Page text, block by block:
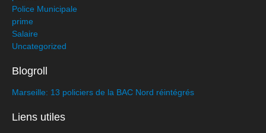
Police Municipale
prime
Salaire
Uncategorized
Blogroll
Marseille: 13 policiers de la BAC Nord réintégrés
Liens utiles